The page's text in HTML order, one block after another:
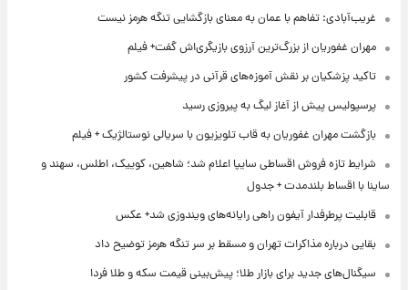
غریب‌آبادی: تفاهم با عمان به معنای بازگشایی تنگه هرمز نیست
مهران غفوریان از بزرگ‌ترین آرزوی بازیگری‌اش گفت+ فیلم
تاکید پزشکیان بر نقش آموزه‌های قرآنی در پیشرفت کشور
پرسپولیس پیش از آغاز لیگ به پیروزی رسید
بازگشت مهران غفوریان به قاب تلویزیون با سریالی نوستالژیک + فیلم
شرایط تازه فروش اقساطی سایپا اعلام شد؛ شاهین، کوییک، اطلس، سهند و
ساینا با اقساط بلندمدت + جدول
قابلیت پرطرفدار آیفون راهی رایانه‌های ویندوزی شد+ عکس
بقایی درباره مذاکرات تهران و مسقط بر سر تنگه هرمز توضیح داد
سیگنال‌های جدید برای بازار طلا؛ پیش‌بینی قیمت سکه و طلا فردا